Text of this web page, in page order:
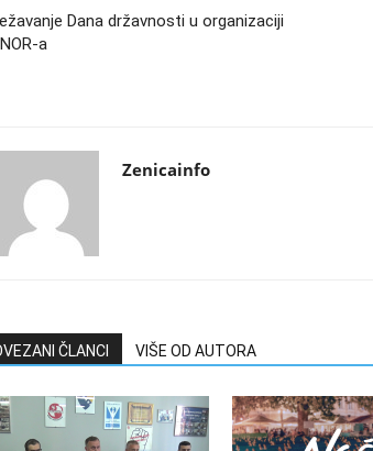
Dana državnosti u organizaciji
a
Zenicainfo
ČLANCI VIŠE OD AUTORA